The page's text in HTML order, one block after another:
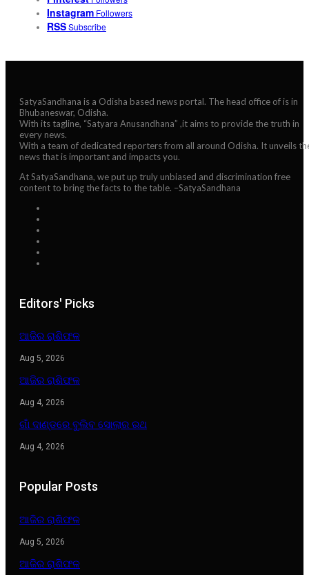
Instagram Followers
RSSSubscribe
SatyaSandhana is a Odisha based news portal. The head office of is in
Bhubaneswar, Odisha.
With its tagline, “Satyara Anusandhana” ,it aims to provide the truth in
every news.
With a team of dedicated reporters from all around Odisha. It unveils
news that is important and impacts you.
At SatyaSandhana, we put up truly unbiased and discrimination free
content to bring the facts to the table. –SatyaSandhana
Editors' Picks
ଆଜିର ରାଶିଫଳ
Aug 5, 2026
ଆଜିର ରାଶିଫଳ
Aug 4, 2026
ଗାଁ ଦାଣ୍ଡରେ ବୁଲିବ ସୋଲାର ରଥ
Aug 4, 2026
Popular Posts
ଆଜିର ରାଶିଫଳ
Aug 5, 2026
ଆଜିର ରାଶିଫଳ